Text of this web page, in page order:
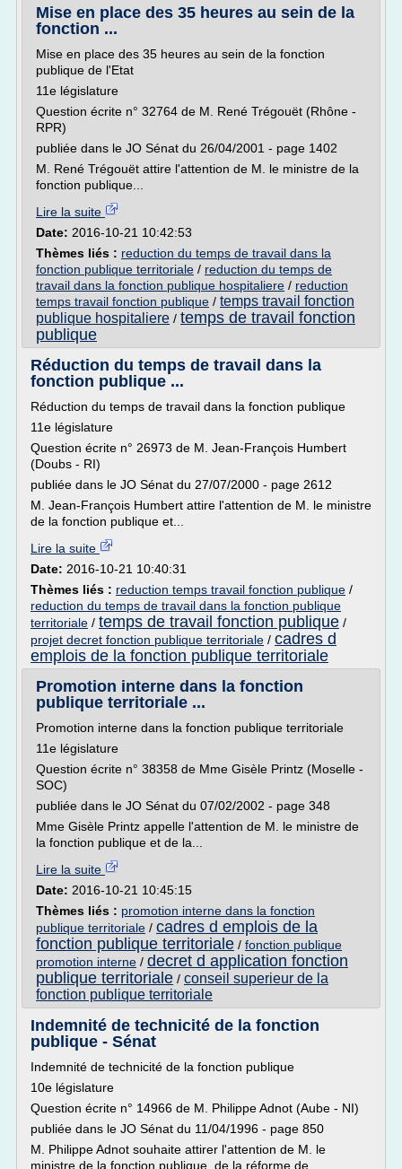
Mise en place des 35 heures au sein de la
fonction ...
Mise en place des 35 heures au sein de la fonction
publique de l'Etat
11e législature
Question écrite n° 32764 de M. René Trégouët (Rhône -
RPR)
publiée dans le JO Sénat du 26/04/2001 - page 1402
M. René Trégouët attire l'attention de M. le ministre de la
fonction publique...
Lire la suite
Date: 2016-10-21 10:42:53
Thèmes liés : reduction du temps de travail dans la
fonction publique territoriale / reduction du temps de
travail dans la fonction publique hospitaliere / reduction
temps travail fonction publique / temps travail fonction
publique hospitaliere / temps de travail fonction
publique
Réduction du temps de travail dans la
fonction publique ...
Réduction du temps de travail dans la fonction publique
11e législature
Question écrite n° 26973 de M. Jean-François Humbert
(Doubs - RI)
publiée dans le JO Sénat du 27/07/2000 - page 2612
M. Jean-François Humbert attire l'attention de M. le ministre
de la fonction publique et...
Lire la suite
Date: 2016-10-21 10:40:31
Thèmes liés : reduction temps travail fonction publique /
reduction du temps de travail dans la fonction publique
territoriale / temps de travail fonction publique /
projet decret fonction publique territoriale / cadres d
emplois de la fonction publique territoriale
Promotion interne dans la fonction
publique territoriale ...
Promotion interne dans la fonction publique territoriale
11e législature
Question écrite n° 38358 de Mme Gisèle Printz (Moselle -
SOC)
publiée dans le JO Sénat du 07/02/2002 - page 348
Mme Gisèle Printz appelle l'attention de M. le ministre de
la fonction publique et de la...
Lire la suite
Date: 2016-10-21 10:45:15
Thèmes liés : promotion interne dans la fonction
publique territoriale / cadres d emplois de la
fonction publique territoriale / fonction publique
promotion interne / decret d application fonction
publique territoriale / conseil superieur de la
fonction publique territoriale
Indemnité de technicité de la fonction
publique - Sénat
Indemnité de technicité de la fonction publique
10e législature
Question écrite n° 14966 de M. Philippe Adnot (Aube - NI)
publiée dans le JO Sénat du 11/04/1996 - page 850
M. Philippe Adnot souhaite attirer l'attention de M. le
ministre de la fonction publique, de la réforme de...